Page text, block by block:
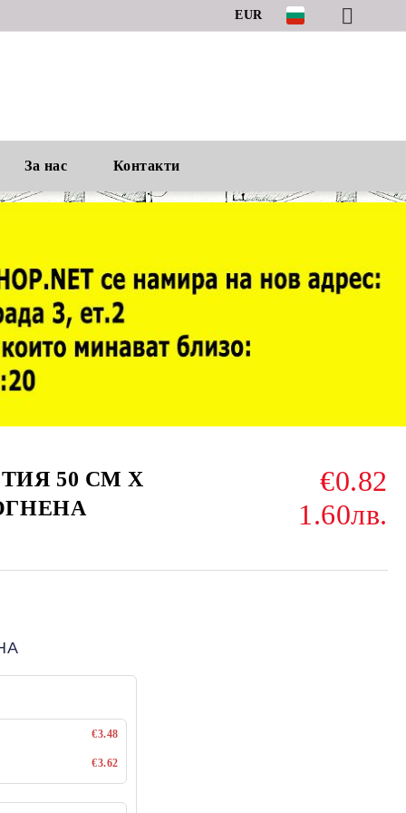
EUR
За нас Контакти
50 СМ Х
€0.82
1.60лв.
€3.48
€3.62